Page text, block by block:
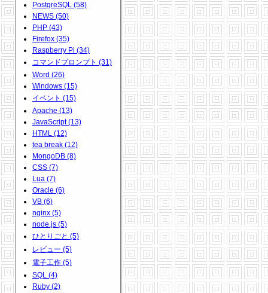
PostgreSQL (58)
NEWS (50)
PHP (43)
Firefox (35)
Raspberry Pi (34)
コマンドプロンプト (31)
Word (26)
Windows (15)
イベント (15)
Apache (13)
JavaScript (13)
HTML (12)
tea break (12)
MongoDB (8)
CSS (7)
Lua (7)
Oracle (6)
VB (6)
nginx (5)
node.js (5)
ひとりごと (5)
レビュー (5)
電子工作 (5)
SQL (4)
Ruby (2)